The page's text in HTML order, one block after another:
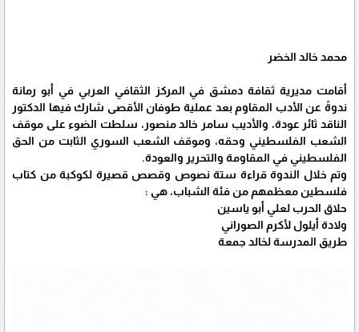
محمد خالد الخضر
أقامت مديرية ثقافة دمشق في المركز الثقافي العربي في أبو رمانة
ندوةً عن الأدب المقاوم بعد عملية طوفان الأقصى شارك فيها الدكتور
الناقد ثائر عودة، والأديب سامر خالد منصور، سلطت الضوء على موقف
الشعب الفلسطيني وحقه، وموقف الشعب السوري الثابت من الحق
الفلسطيني في المقاومة والتحرير والعودة.
وتم خلال الندوة قراءة ستة نصوص وقصص قصيرة لكوكبة من كتاب
فلسطين معظمهم من فئة الشباب، هي :
حلاق الحرب لعلي أبو ياسين
ولادة أيلول لأكرم الصوراني
طريق المدرسة لخالد جمعة